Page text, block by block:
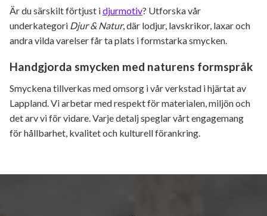
Är du särskilt förtjust idjurmotiv? Utforska vår
underkategori Djur & Natur, där lodjur, lavskrikor, laxar och
andra vilda varelser får ta plats i formstarka smycken.
Handgjorda smycken med naturens formspråk
Smyckena tillverkas med omsorg i vår verkstad i hjärtat av
Lappland. Vi arbetar med respekt för materialen, miljön och
det arv vi för vidare. Varje detalj speglar vårt engagemang
för hållbarhet, kvalitet och kulturell förankring.